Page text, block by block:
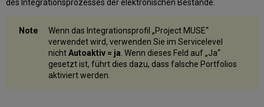
des Integrationsprozesses der elektronischen Bestände.
Wenn das Integrationsprofil „Project MUSE“
verwendet wird, verwenden Sie im Servicelevel
nichtAutoaktiv = ja . Wenn dieses Feld auf „Ja“
gesetzt ist, führt dies dazu, dass falsche Portfolios
aktiviert werden.